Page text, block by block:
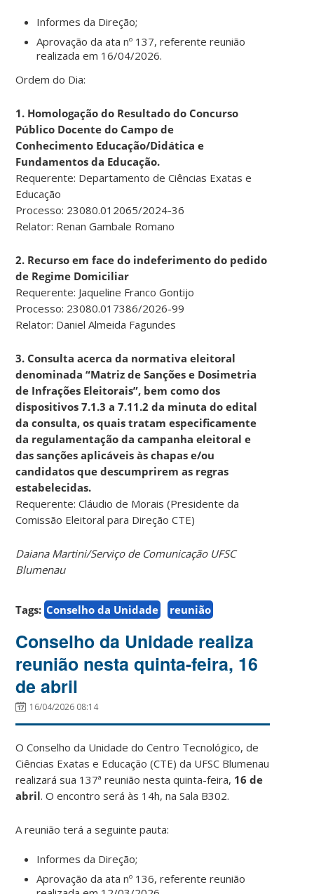
Informes da Direção;
Aprovação da ata nº 137, referente reunião
realizada em 16/04/2026.
Ordem do Dia:
1. Homologação do Resultado do Concurso
Público Docente do Campo de
Conhecimento Educação/Didática e
Fundamentos da Educação.
Requerente: Departamento de Ciências Exatas e
Educação
Processo: 23080.012065/2024-36
Relator: Renan Gambale Romano
2. Recurso em face do indeferimento do pedido
de Regime Domiciliar
Requerente: Jaqueline Franco Gontijo
Processo: 23080.017386/2026-99
Relator: Daniel Almeida Fagundes
3. Consulta acerca da normativa eleitoral
denominada “Matriz de Sanções e Dosimetria
de Infrações Eleitorais”, bem como dos
dispositivos 7.1.3 a 7.11.2 da minuta do edital
da consulta, os quais tratam especificamente
da regulamentação da campanha eleitoral e
das sanções aplicáveis às chapas e/ou
candidatos que descumprirem as regras
estabelecidas.
Requerente: Cláudio de Morais (Presidente da
Comissão Eleitoral para Direção CTE)
Daiana Martini/Serviço de Comunicação UFSC
Blumenau
Tags: Conselho da Unidade reunião
Conselho da Unidade realiza
reunião nesta quinta-feira, 16
de abril
16/04/2026 08:14
O Conselho da Unidade do Centro Tecnológico, de
Ciências Exatas e Educação (CTE) da UFSC Blumenau
realizará sua 137ª reunião nesta quinta-feira, 16 de
abril. O encontro será às 14h, na Sala B302.
A reunião terá a seguinte pauta:
Informes da Direção;
Aprovação da ata nº 136, referente reunião